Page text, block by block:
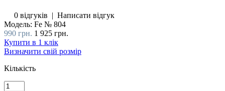
0 відгуків | Написати відгук
Модель: Fe № 804
990 грн. 1 925 грн.
Купити в 1 клік
Визначити свій розмір
Кількість